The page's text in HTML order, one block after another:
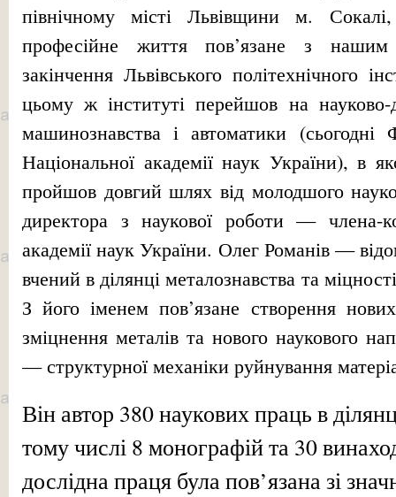
північному місті Львівщини м.
професійне життя пов’язане з
закінчення Львівського політехнічного
цьому ж інституті перейшов на
машинознавства і автоматики (сьогодні
Національної академії наук України), в
пройшов довгий шлях від молодшого
директора з наукової роботи — члена-
академії наук України. Олег Романів —
вчений в ділянці металознавства та
З його іменем пов’язане створення
зміцнення металів та нового наукового
— структурної механіки руйнування
Він автор 380 наукових праць в
тому числі 8 монографій та 30
дослідна праця була пов’язана зі